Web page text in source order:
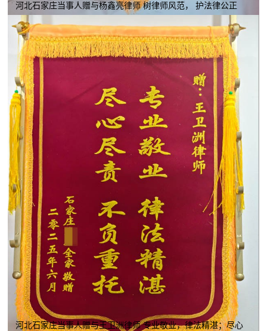
河北石家庄当事人赠与杨鑫亮律师 树律师风范， 护法律公正
河北石家庄当事人赠与王卫洲律师 专业敬业，律法精湛；尽心